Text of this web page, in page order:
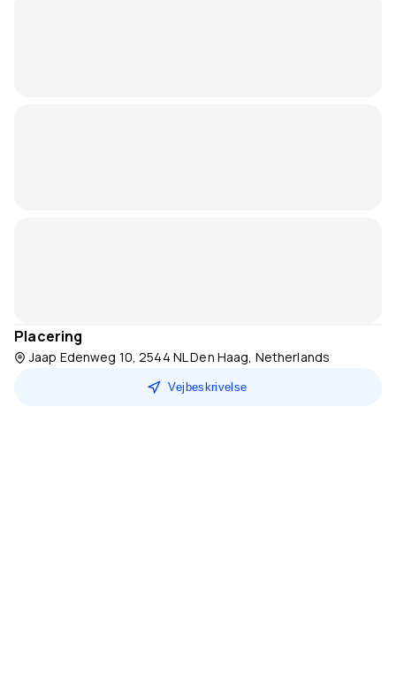
Placering
Jaap Edenweg 10, 2544 NL Den Haag, Netherlands
Vejbeskrivelse